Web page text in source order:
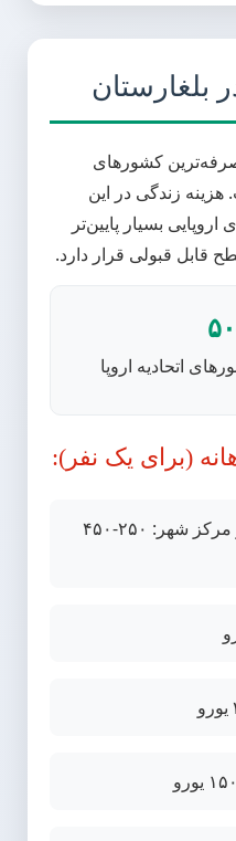
بلغارستان
کشورهای
هزینه زندگی در این
بسیار پایین‌تر
قابل قبولی قرار دارد.
اتحادیه اروپا
(برای یک نفر):
اجاره آپارتمان یک خوابه در مرکز شهر: ۲۵۰-۴۵۰